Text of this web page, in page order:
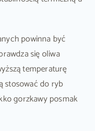
powinna być
się oliwa
temperaturę
stosować do ryb
gorzkawy posmak